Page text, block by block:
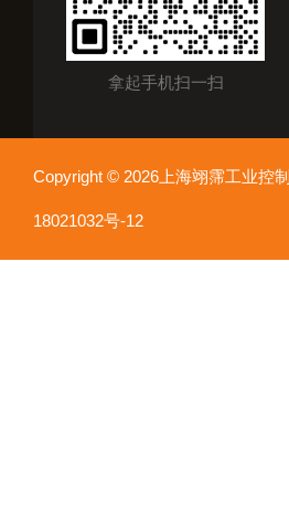
拿起手机扫一扫
Copyright © 2026上海翊霈工业控
18021032号-12